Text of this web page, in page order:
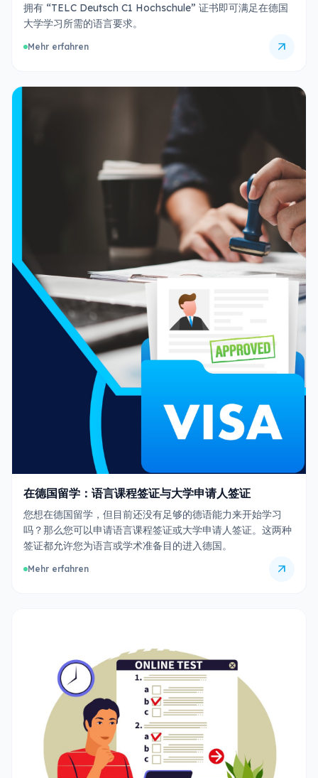
拥有 “TELC Deutsch C1 Hochschule” 证书即可满足在德国
大学学习所需的语言要求。
Mehr erfahren arrow_outward
在德国留学：语言课程签证与大学申请人签证
您想在德国留学，但目前还没有足够的德语能力来开始学习
吗？那么您可以申请语言课程签证或大学申请人签证。这两种
签证都允许您为语言或学术准备目的进入德国。
Mehr erfahren arrow_outward